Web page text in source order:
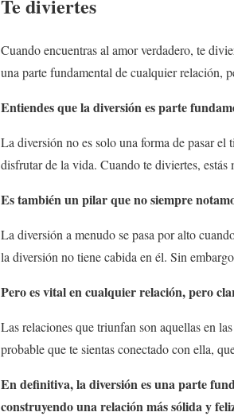
Te diviertes
Cuando encuentras al amor verdadero, te
una parte fundamental de cualquier relación,
Entiendes que la diversión es parte
La diversión no es solo una forma de pasar el
disfrutar de la vida. Cuando te diviertes, estás
Es también un pilar que no siempre
La diversión a menudo se pasa por alto
la diversión no tiene cabida en él. Sin
Pero es vital en cualquier relación, pero
Las relaciones que triunfan son aquellas en
probable que te sientas conectado con ella,
En definitiva, la diversión es una parte
construyendo una relación más sólida y